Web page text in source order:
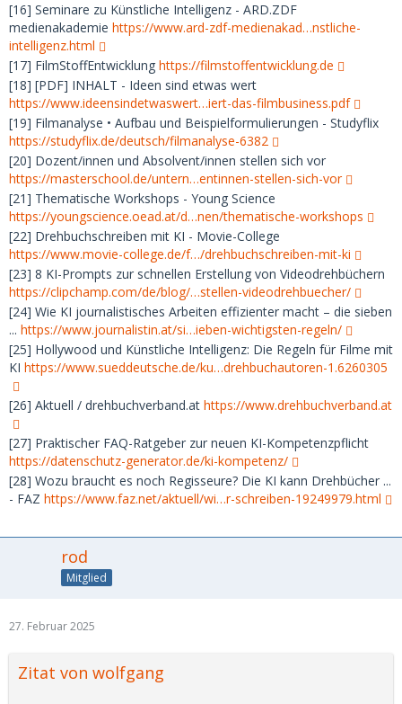
[16] Seminare zu Künstliche Intelligenz - ARD.ZDF
medienakademie https://www.ard-zdf-medienakad…nstliche-
intelligenz.html
[17] FilmStoffEntwicklung https://filmstoffentwicklung.de
[18] [PDF] INHALT - Ideen sind etwas wert
https://www.ideensindetwaswert…iert-das-filmbusiness.pdf
[19] Filmanalyse • Aufbau und Beispielformulierungen - Studyflix
https://studyflix.de/deutsch/filmanalyse-6382
[20] Dozent/innen und Absolvent/innen stellen sich vor
https://masterschool.de/untern…entinnen-stellen-sich-vor
[21] Thematische Workshops - Young Science
https://youngscience.oead.at/d…nen/thematische-workshops
[22] Drehbuchschreiben mit KI - Movie-College
https://www.movie-college.de/f…/drehbuchschreiben-mit-ki
[23] 8 KI-Prompts zur schnellen Erstellung von Videodrehbüchern
https://clipchamp.com/de/blog/…stellen-videodrehbuecher/
[24] Wie KI journalistisches Arbeiten effizienter macht – die sieben
... https://www.journalistin.at/si…ieben-wichtigsten-regeln/
[25] Hollywood und Künstliche Intelligenz: Die Regeln für Filme mit
KI https://www.sueddeutsche.de/ku…drehbuchautoren-1.6260305
[26] Aktuell / drehbuchverband.at https://www.drehbuchverband.at
[27] Praktischer FAQ-Ratgeber zur neuen KI-Kompetenzpflicht
https://datenschutz-generator.de/ki-kompetenz/
[28] Wozu braucht es noch Regisseure? Die KI kann Drehbücher ...
- FAZ https://www.faz.net/aktuell/wi…r-schreiben-19249979.html
rod
Mitglied
27. Februar 2025
Zitat von wolfgang